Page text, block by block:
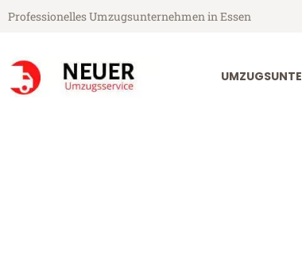
Professionelles Umzugsunternehmen in Essen